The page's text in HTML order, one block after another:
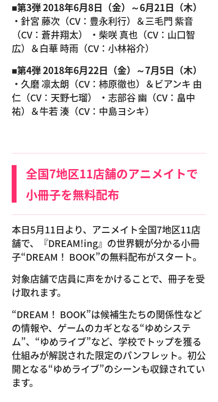
■第3弾 2018年6月8日（金）～6月21日（木）
・針宮 藤次（CV：豊永利行）＆三毛門 紫音
（CV：蒼井翔太） ・柴咲 真也（CV：山口智
広）＆白華 時雨（CV：小林裕介）
■第4弾 2018年6月22日（金）～7月5日（木）
・久磨 凛太朗（CV：柿原徹也）＆ビアンキ 由
仁（CV：天野七瑠） ・志部谷 幽（CV：畠中
祐）＆牛若 湊（CV：中島ヨシキ）
全国7地区11店舗のアニメイトで
小冊子を無料配布
本日5月11日より、アニメイト全国7地区11店
舗で、『DREAM!ing』の世界観が分かる小冊
子“DREAM！ BOOK”の無料配布がスタート。
対象店舗で店員に声をかけることで、冊子を受
け取れます。
“DREAM！ BOOK”は候補生たちの関係性など
の情報や、ゲームのカギとなる“ゆめシステ
ム”、“ゆめライブ”など、学校でトップを獲る
仕組みが解説された限定のパンフレット。初公
開となる“ゆめライブ”のシーンも収録されてい
ます。